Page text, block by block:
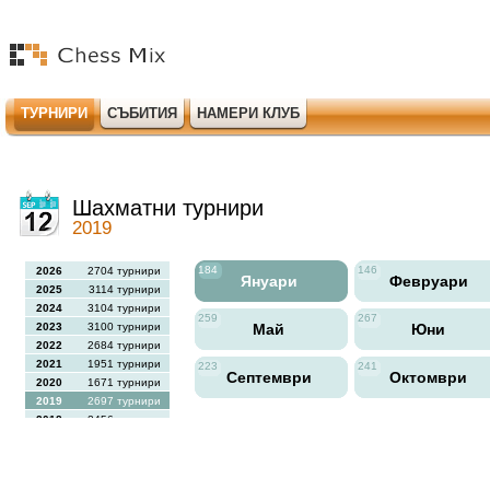
ТУРНИРИ СЪБИТИЯ НАМЕРИ КЛУБ
Шахматни турнири
2019
2026
2704 турнири
2025
3114 турнири
2024
3104 турнири
2023
3100 турнири
2022
2684 турнири
2021
1951 турнири
2020
1671 турнири
2019
2697 турнири
2018
2456 турнири
184
Януари
146
Февруари
259
Май
267
Юни
223
Септември
241
Октомври